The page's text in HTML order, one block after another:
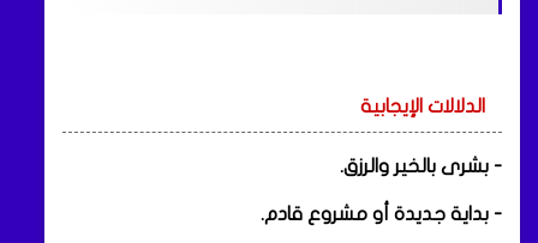
الدلالات الإيجابية
- بشرى بالخير والرزق.
- بداية جديدة أو مشروع قادم.